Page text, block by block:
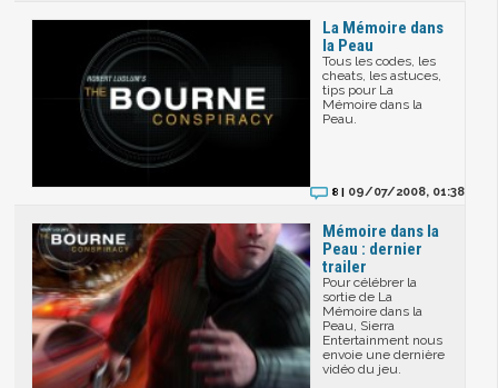
La Mémoire dans
la Peau
Tous les codes, les
cheats, les astuces,
tips pour La
Mémoire dans la
Peau.
8 | 09/07/2008, 01:38
Mémoire dans la
Peau : dernier
trailer
Pour célébrer la
sortie de La
Mémoire dans la
Peau, Sierra
Entertainment nous
envoie une dernière
vidéo du jeu.